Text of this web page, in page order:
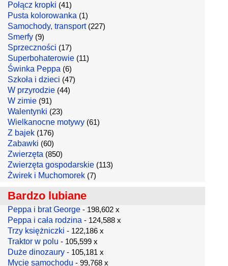
Połącz kropki (41)
Pusta kolorowanka (1)
Samochody, transport(227)
Smerfy (9)
Sprzeczności (17)
Superbohaterowie (11)
Świnka Peppa (6)
Szkoła i dzieci (47)
W przyrodzie (44)
W zimie (91)
Walentynki (23)
Wielkanocne motywy (61)
Z bajek (176)
Zabawki (60)
Zwierzęta (850)
Zwierzęta gospodarskie (113)
Żwirek i Muchomorek (7)
Bardzo lubiane
Peppa i brat George - 198,602 x
Peppa i cała rodzina - 124,588 x
Trzy księżniczki - 122,186 x
Traktor w polu - 105,599 x
Duże dinozaury - 105,181 x
Mycie samochodu - 99,768 x